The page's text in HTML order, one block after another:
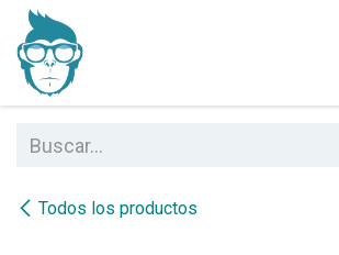
Ir al contenido
Todos los productos